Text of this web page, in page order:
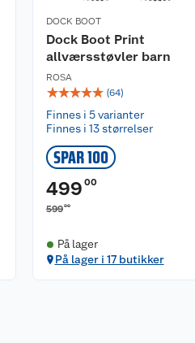
(40 °C). Ikke bleking. Stryke
og fôr|Vann- og
PFAS brukt|Inneholder
DOCK BOOT
Dock Boot Print
allværsstøvler barn
ROSA
☆☆☆☆☆ (64)
Finnes i 5 varianter
Finnes i 13 størrelser
SPAR 100
499 00
59900
På lager
På lager i 17 butikker